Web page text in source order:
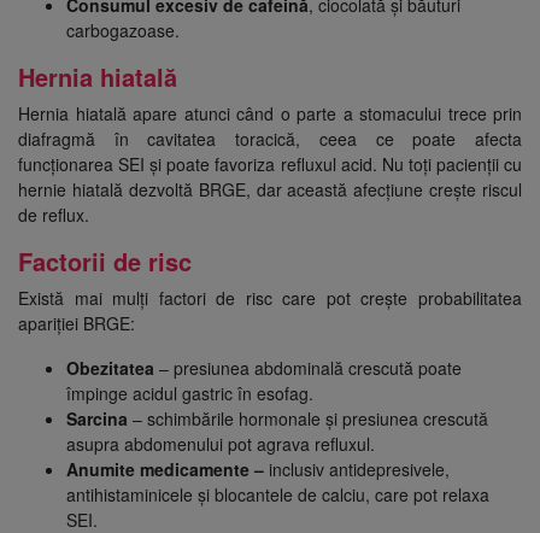
carbogazoase.
Hernia hiatală
Hernia hiatală apare atunci când o parte a stomacului trece prin
diafragmă în cavitatea toracică, ceea ce poate afecta
funcționarea SEI și poate favoriza refluxul acid. Nu toți pacienții cu
hernie hiatală dezvoltă BRGE, dar această afecțiune crește riscul
de reflux.
Factorii de risc
Există mai mulți factori de risc care pot crește probabilitatea
apariției BRGE:
Obezitatea – presiunea abdominală crescută poate
împinge acidul gastric în esofag.
Sarcina – schimbările hormonale și presiunea crescută
asupra abdomenului pot agrava refluxul.
Anumite medicamente – inclusiv antidepresivele,
antihistaminicele și blocantele de calciu, care pot relaxa
SEI.